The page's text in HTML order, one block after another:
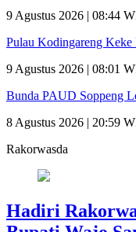
9 Agustus 2026 | 08:44
Pulau Kodingareng Keke
9 Agustus 2026 | 08:01
Bunda PAUD Soppeng
8 Agustus 2026 | 20:59
Rakorwasda
Hadiri